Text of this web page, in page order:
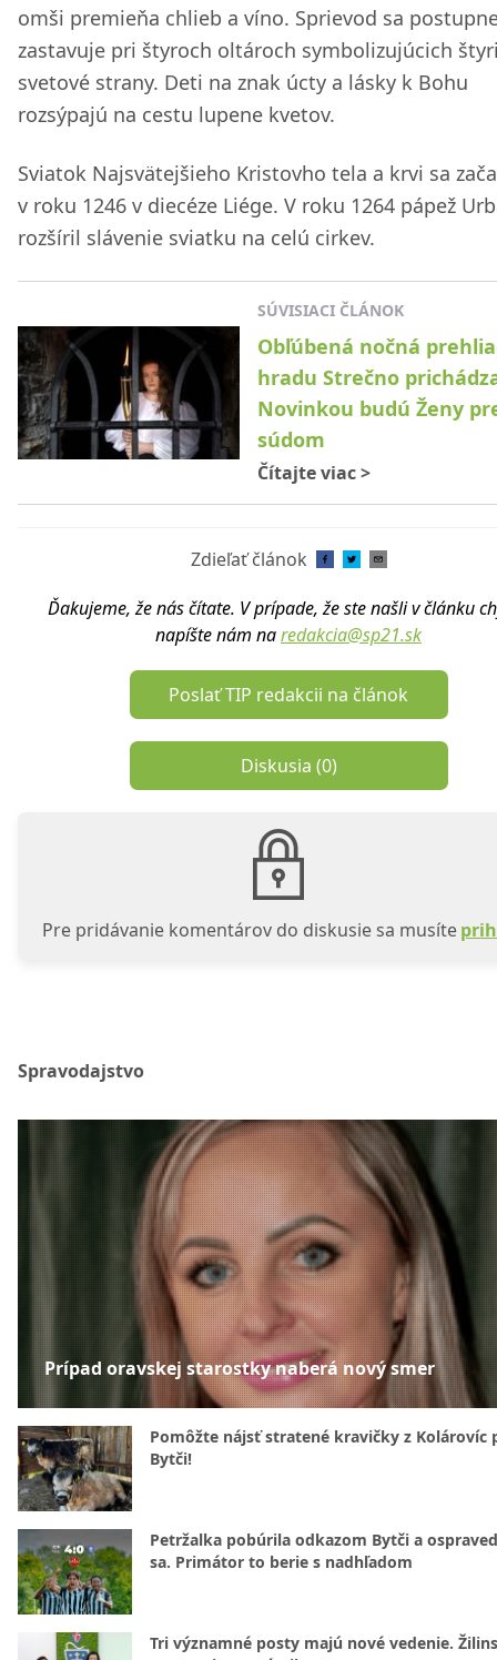
omši premieňa chlieb a víno. Sprievod sa
zastavuje pri štyroch oltároch symbolizujúcich
svetové strany. Deti na znak úcty a lásky k Bohu
rozsýpajú na cestu lupene kvetov.
Sviatok Najsvätejšieho Kristovho tela a krvi sa
v roku 1246 v diecéze Liége. V roku 1264 pápež
rozšíril slávenie sviatku na celú cirkev.
SÚVISIACI ČLÁNOK
Obľúbená nočná
hradu Strečno
Novinkou budú Ženy
súdom
Čítajte viac>
Zdieľať článok
Ďakujeme, že nás čítate. V prípade, že ste našli v článku
napíšte nám naredakcia@sp21.sk
Poslať TIP redakcii na článok
Diskusia (0)
Pre pridávanie komentárov do diskusie sa musíte
Spravodajstvo
Prípad oravskej starostky naberá nový smer
Pomôžte nájsť stratené kravičky z Kolárovíc
Bytči!
Petržalka pobúrila odkazom Bytči a
sa. Primátor to berie s nadhľadom
Tri významné posty majú nové vedenie.